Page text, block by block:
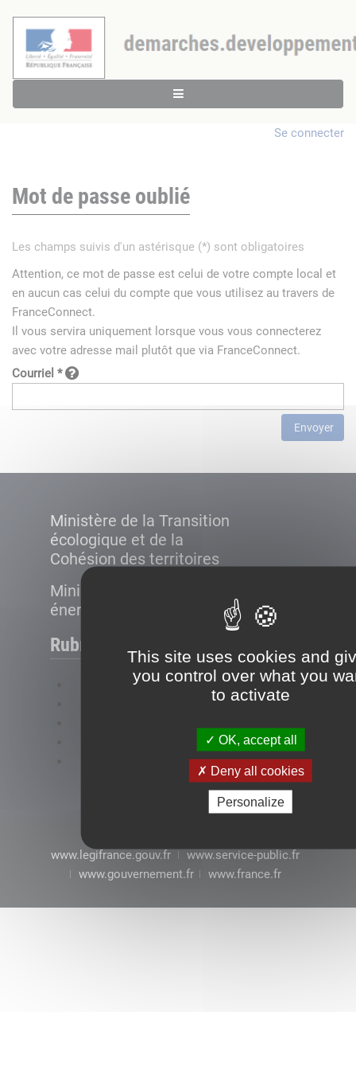
This site uses cookies and
you control over what you
to activate
OK, accept all
Deny all cookies
Personalize
Se connecter
Mot de passe oublié
Les champs suivis d'un astérisque (*) sont obligatoires
Attention, ce mot de passe est celui de votre compte local et
en aucun cas celui du compte que vous utilisez au travers de
FranceConnect.
Il vous servira uniquement lorsque vous vous connecterez
avec votre adresse mail plutôt que via FranceConnect.
Courriel *
Envoyer
Ministère de la Transition
écologique et de la
Cohésion des territoires
Ministère de la Transition
énergétique
Rubriques
www.legifrance.gouv.fr
www.service-public.fr
www.gouvernement.fr
www.france.fr